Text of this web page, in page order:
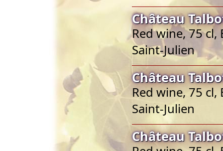
Château
Red wine, 75
Saint-Julien
Château
Red wine, 75
Saint-Julien
Château